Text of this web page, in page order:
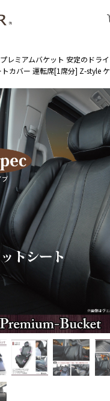
レミアムバケット 安定のドラ
カバー 運転席[1席分] Z-style